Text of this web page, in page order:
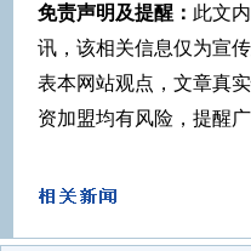
免责声明及提醒： 此文
讯，该相关信息仅为宣
表本网站观点，文章真
资加盟均有风险，提醒